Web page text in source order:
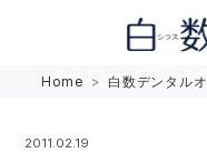
Home > 白数デンタル
2011.02.19